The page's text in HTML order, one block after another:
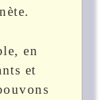
en
et